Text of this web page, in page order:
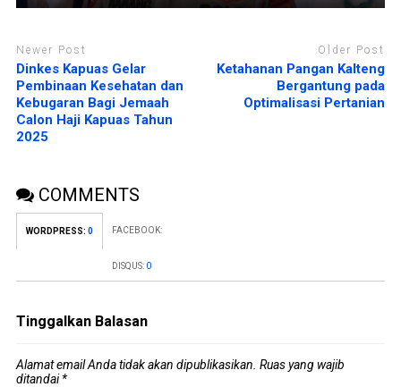
Newer Post
Dinkes Kapuas Gelar
Pembinaan Kesehatan dan
Kebugaran Bagi Jemaah
Calon Haji Kapuas Tahun
2025
Older Post
Ketahanan Pangan Kalteng
Bergantung pada
Optimalisasi Pertanian
COMMENTS
WORDPRESS: 0 FACEBOOK:
DISQUS: 0
Tinggalkan Balasan
Alamat email Anda tidak akan dipublikasikan. Ruas yang wajib
ditandai*